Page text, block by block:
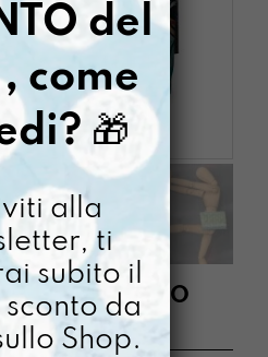
FUTURO
€74,00 Il
Il
del
come
🎁
alla
ti
subito il
da
Shop.